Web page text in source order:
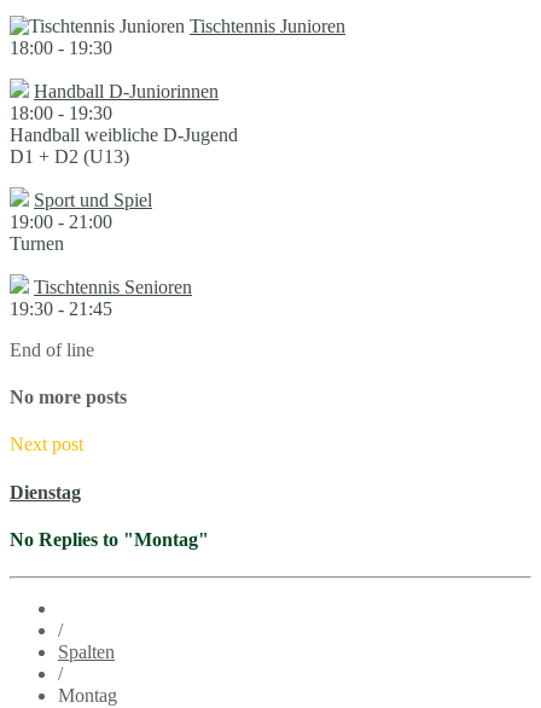
Tischtennis Junioren
18:00 - 19:30
Handball D-Juniorinnen
18:00 - 19:30
Handball weibliche D-Jugend
D1 + D2 (U13)
Sport und Spiel
19:00 - 21:00
Turnen
Tischtennis Senioren
19:30 - 21:45
End of line
No more posts
Next post
Dienstag
No Replies to "Montag"
/
Spalten
/
Montag